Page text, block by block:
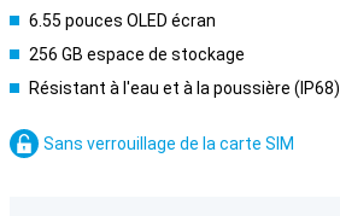
6.55 pouces OLED écran
256 GB espace de stockage
Résistant à l'eau et à la poussière (IP68)
Sans verrouillage de la carte SIM